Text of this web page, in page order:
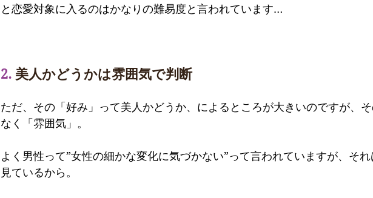
と恋愛対象に入るのはかなりの難易度と言われています…
2. 美人かどうかは雰囲気で判断
ただ、その「好み」って美人かどうか、によるところが大きいのですが、
なく「雰囲気」。
よく男性って”女性の細かな変化に気づかない”って言われていますが、そ
見ているから。